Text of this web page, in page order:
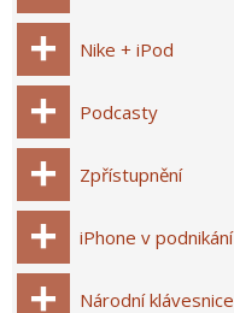
Nike + iPod
Podcasty
Zpřístupnění
iPhone v podnikání
Národní klávesnice